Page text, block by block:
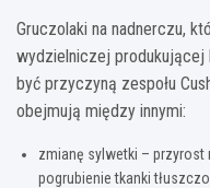
Gruczolaki na nadnerczu,
wydzielniczej produkującej
być przyczyną zespołu
obejmują między innymi:
zmianę sylwetki – przyrost
pogrubienie tkanki